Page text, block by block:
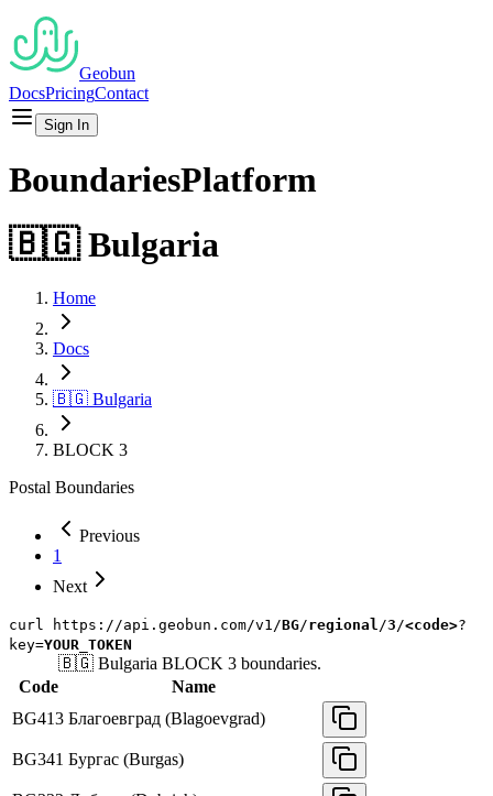
Geobun
DocsPricingContact
Sign In
BoundariesPlatform
🇧🇬 Bulgaria
Home
Docs
🇧🇬 Bulgaria
BLOCK 3
Postal Boundaries
Previous
1
Next
curl https://api.geobun.com/v1/BG/regional/3/<code>?
key=YOUR_TOKEN
🇧🇬 Bulgaria BLOCK 3 boundaries.
Code
Name
BG413 Благоевград (Blagoevgrad)
BG341 Бургас (Burgas)